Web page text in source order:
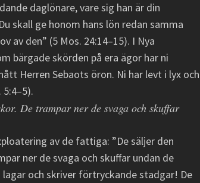
daglönare, vare sig han är din
skall ge honom hans lön redan samma
av den” (5 Mos. 24:14–15). I Nya
bärgade skörden på era ägor har ni
Herren Sebaots öron. Ni har levt i lyx och
De trampar ner de svaga och skuffar
av de fattiga: ”De säljer den
ner de svaga och skuffar undan de
och skriver förtryckande stadgar! De